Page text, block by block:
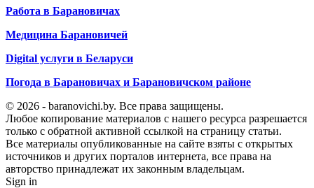
Работа в Барановичах
Медицина Барановичей
Digital услуги в Беларуси
Погода в Барановичах и Барановичском районе
© 2026 - baranovichi.by. Все права защищены.
Любое копирование материалов с нашего ресурса разрешается
только с обратной активной ссылкой на страницу статьи.
Все материалы опубликованные на сайте взяты с открытых
источников и других порталов интернета, все права на
авторство принадлежат их законным владельцам.
Sign in